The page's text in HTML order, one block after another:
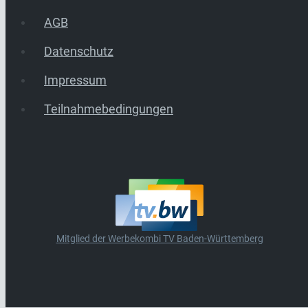
AGB
Datenschutz
Impressum
Teilnahmebedingungen
Mitglied der Werbekombi TV Baden-Württemberg